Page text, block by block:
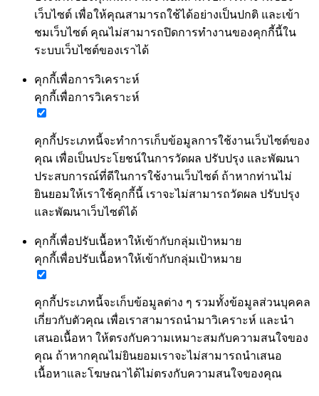
เว็บไซต์ เพื่อให้คุณสามารถใช้ได้อย่างเป็นปกติ และเข้า
ชมเว็บไซต์ คุณไม่สามารถปิดการทำงานของคุกกี้นี้ใน
ระบบเว็บไซต์ของเราได้
คุกกี้เพื่อการวิเคราะห์
คุกกี้เพื่อการวิเคราะห์
คุกกี้ประเภทนี้จะทำการเก็บข้อมูลการใช้งานเว็บไซต์ของ
คุณ เพื่อเป็นประโยชน์ในการวัดผล ปรับปรุง และพัฒนา
ประสบการณ์ที่ดีในการใช้งานเว็บไซต์ ถ้าหากท่านไม่
ยินยอมให้เราใช้คุกกี้นี้ เราจะไม่สามารถวัดผล ปรับปรุง
และพัฒนาเว็บไซต์ได้
คุกกี้เพื่อปรับเนื้อหาให้เข้ากับกลุ่มเป้าหมาย
คุกกี้เพื่อปรับเนื้อหาให้เข้ากับกลุ่มเป้าหมาย
คุกกี้ประเภทนี้จะเก็บข้อมูลต่าง ๆ รวมทั้งข้อมูลส่วนบุคคล
เกี่ยวกับตัวคุณ เพื่อเราสามารถนำมาวิเคราะห์ และนำ
เสนอเนื้อหา ให้ตรงกับความเหมาะสมกับความสนใจของ
คุณ ถ้าหากคุณไม่ยินยอมเราจะไม่สามารถนำเสนอ
เนื้อหาและโฆษณาได้ไม่ตรงกับความสนใจของคุณ